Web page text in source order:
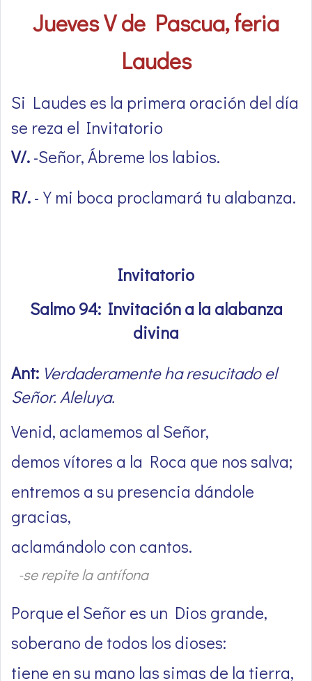
Jueves V de Pascua, feria
Laudes
Si Laudes es la primera oración del día
se reza el Invitatorio
V/.-Señor, Ábreme los labios.
R/.-Y mi boca proclamará tu alabanza.
Invitatorio
Salmo 94: Invitación a la alabanza
divina
Ant: Verdaderamente ha resucitado el
Señor. Aleluya.
Venid, aclamemos al Señor,
demos vítores a la Roca que nos salva;
entremos a su presencia dándole
gracias,
aclamándolo con cantos.
-se repite la antífona
Porque el Señor es un Dios grande,
soberano de todos los dioses:
tiene en su mano las simas de la tierra,